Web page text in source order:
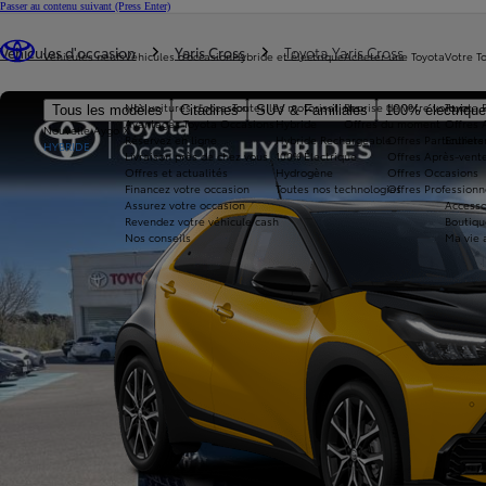
Passer au contenu suivant (Press Enter)
Véhicules neufs
Tous les modèles Citadines SUV & Familiales 100%
Nouvelle Aygo X
HYBRIDE
Véhicules d'occasion
Nos voitures d'occasion
Avantages Toyota Occasions
Réservez en ligne
Livraison près de chez vous
Offres et actualités
Financez votre occasion
Assurez votre occasion
Revendez votre véhicule cash
Nos conseils
Hybride et électrique
Toutes les motorisations
Hybride
Hybride Rechargeable
100% Électrique
Hydrogène
Toutes nos technologies
Acheter une Toyota
Reprise de votre voiture
Offres du moment
Offres Après-
Offres Occasions
Offres
Votre
Toyota
Offres
Ma vie
Véhicules d'occasion Yaris Cross Toyota Yaris Cross